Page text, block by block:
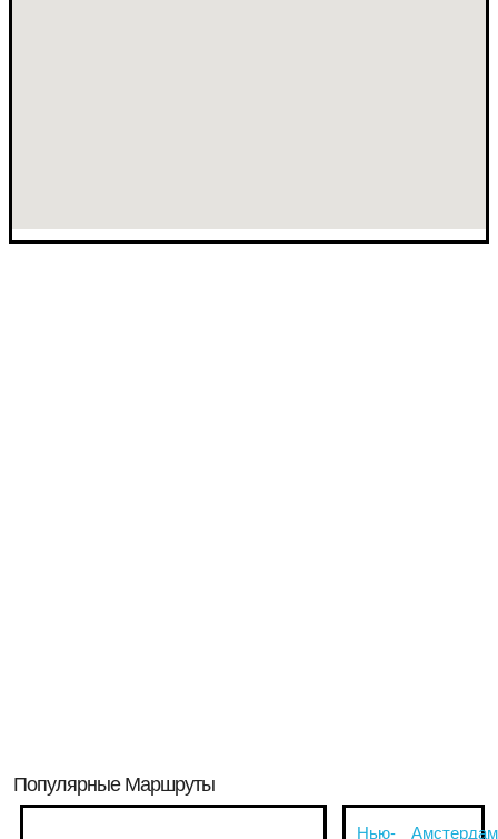
Популярные Маршруты
Нью-
Амстердам